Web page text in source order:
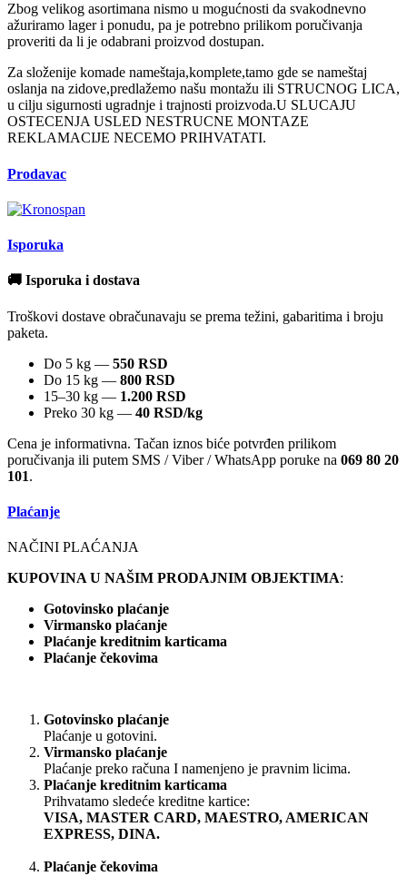
Zbog velikog asortimana nismo u mogućnosti da svakodnevno
ažuriramo lager i ponudu, pa je potrebno prilikom poručivanja
proveriti da li je odabrani proizvod dostupan.
Za složenije komade nameštaja,komplete,tamo gde se nameštaj
oslanja na zidove,predlažemo našu montažu ili STRUCNOG LICA,
u cilju sigurnosti ugradnje i trajnosti proizvoda.U SLUCAJU
OSTECENJA USLED NESTRUCNE MONTAZE
REKLAMACIJE NECEMO PRIHVATATI.
Prodavac
Isporuka
🚚 Isporuka i dostava
Troškovi dostave obračunavaju se prema težini, gabaritima i broju
paketa.
Do 5 kg — 550 RSD
Do 15 kg — 800 RSD
15–30 kg — 1.200 RSD
Preko 30 kg — 40 RSD/kg
Cena je informativna. Tačan iznos biće potvrđen prilikom
poručivanja ili putem SMS / Viber / WhatsApp poruke na 069 80 20
101.
Plaćanje
NAČINI PLAĆANJA
KUPOVINA U NAŠIM PRODAJNIM OBJEKTIMA:
Gotovinsko plaćanje
Virmansko plaćanje
Plaćanje kreditnim karticama
Plaćanje čekovima
Gotovinsko plaćanje
Plaćanje u gotovini.
Virmansko plaćanje
Plaćanje preko računa I namenjeno je pravnim licima.
Plaćanje kreditnim karticama
Prihvatamo sledeće kreditne kartice:
VISA, MASTER CARD, MAESTRO, AMERICAN
EXPRESS, DINA.
Plaćanje čekovima